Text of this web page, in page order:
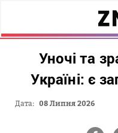
Уночі та
Україні: є
Дата: 08 Липня 2026